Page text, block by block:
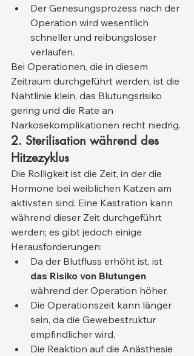
Der Genesungsprozess nach der
Operation wird wesentlich
schneller und reibungsloser
verlaufen.
Bei Operationen, die in diesem
Zeitraum durchgeführt werden, ist die
Nahtlinie klein, das Blutungsrisiko
gering und die Rate an
Narkosekomplikationen recht niedrig.
2. Sterilisation während des
Hitzezyklus
Die Rolligkeit ist die Zeit, in der die
Hormone bei weiblichen Katzen am
aktivsten sind. Eine Kastration kann
während dieser Zeit durchgeführt
werden; es gibt jedoch einige
Herausforderungen:
Da der Blutfluss erhöht ist, ist
das Risiko von Blutungen
während der Operation höher.
Die Operationszeit kann länger
sein, da die Gewebestruktur
empfindlicher wird.
Die Reaktion auf die Anästhesie